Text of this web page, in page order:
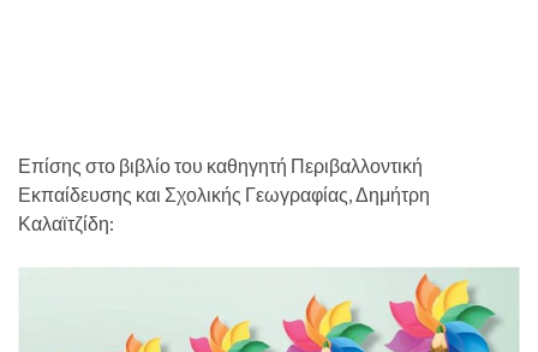
Επίσης στο βιβλίο του καθηγητή Περιβαλλοντική
Εκπαίδευσης και Σχολικής Γεωγραφίας, Δημήτρη
Καλαϊτζίδη: